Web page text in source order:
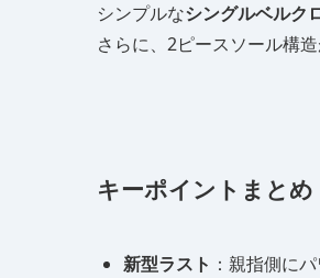
シンプルなシングルベルク
さらに、2ピースソール構
キーポイントまとめ
新型ラスト ：親指側に